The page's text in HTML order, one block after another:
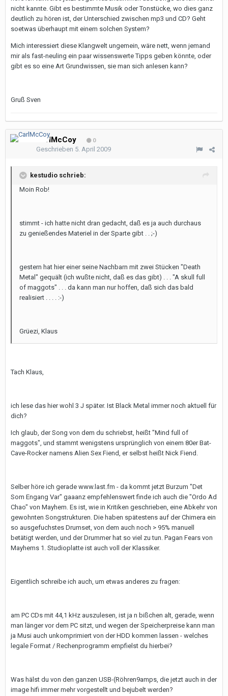
nicht kannte. Gibt es bestimmte Musik oder Tonstücke, wo dies ganz
deutlich zu hören ist, der Unterschied zwischen mp3 und CD? Geht
soetwas überhaupt mit einem solchen System?
Mich interessiert diese Klangwelt ungemein, wäre nett, wenn jemand
mir als fast-neuling ein paar wissenswerte Tipps geben könnte, oder
gibt es so eine Art Grundwissen, sie man sich anlesen kann?
Gruß Sven
CarlMcCoy 0
Geschrieben 5. April 2009
kestudio schrieb:
Moin Rob!
stimmt - ich hatte nicht dran gedacht, daß es ja auch durchaus
zu genießendes Materiel in der Sparte gibt . . ;-)
gestern hat hier einer seine Nachbarn mit zwei Stücken "Death
Metal" gequält (ich wußte nicht, daß es das gibt) . . . "A skull full
of maggots" . . . da kann man nur hoffen, daß sich das bald
realisiert . . . . :-)
Grüezi, Klaus
Tach Klaus,
ich lese das hier wohl 3 J später. Ist Black Metal immer noch aktuell für
dich?
Ich glaub, der Song von dem du schriebst, heißt "Mind full of
maggots", und stammt wenigstens ursprünglich von einem 80er Bat-
Cave-Rocker namens Alien Sex Fiend, er selbst heißt Nick Fiend.
Selber höre ich gerade www.last.fm - da kommt jetzt Burzum "Det
Som Engang Var" gaaanz empfehlenswert finde ich auch die "Ordo Ad
Chao" von Mayhem. Es ist, wie in Kritiken geschrieben, eine Abkehr von
gewohnten Songstrukturen. Die haben spätestens auf der Chimera ein
so ausgefuchstes Drumset, von dem auch noch > 95% manuell
betätigt werden, und der Drummer hat so viel zu tun. Pagan Fears von
Mayhems 1. Studioplatte ist auch voll der Klassiker.
Eigentlich schreibe ich auch, um etwas anderes zu fragen:
am PC CDs mit 44,1 kHz auszulesen, ist ja n bißchen alt, gerade, wenn
man länger vor dem PC sitzt, und wegen der Speicherpreise kann man
ja Musi auch unkomprimiert von der HDD kommen lassen - welches
legale Format / Rechenprogramm empfielst du hierbei?
Was hälst du von den ganzen USB-(Röhren9amps, die jetzt auch in der
image hifi immer mehr vorgestellt und bejubelt werden?